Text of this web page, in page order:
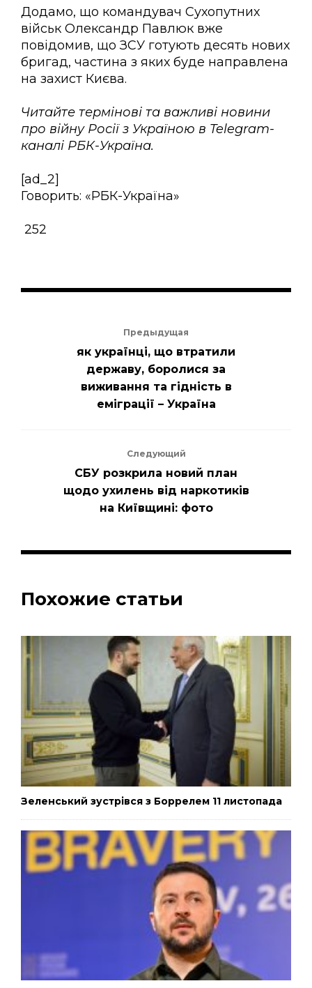
Додамо, що командувач Сухопутних
військ Олександр Павлюк вже
повідомив, що ЗСУ готують десять нових
бригад, частина з яких буде направлена
​​на захист Києва.
Читайте термінові та важливі новини
про війну Росії з Україною в Telegram-
каналі РБК-Україна.
[ad_2]
Говорить: «РБК-Україна»
252
Предыдущая
як українці, що втратили
державу, боролися за
виживання та гідність в
еміграції – Україна
Следующий
СБУ розкрила новий план
щодо ухилень від наркотиків
на Київщині: фото
Похожие статьи
Зеленський зустрівся з Боррелем 11 листопада